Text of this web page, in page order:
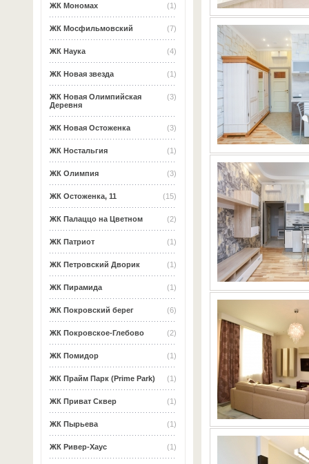
(1)
ЖК Мономах
(7)
ЖК Мосфильмовский
(4)
ЖК Наука
(1)
ЖК Новая звезда
(3)
ЖК Новая Олимпийская
Деревня
(3)
ЖК Новая Остоженка
(1)
ЖК Ностальгия
(3)
ЖК Олимпия
(15)
ЖК Остоженка, 11
(2)
ЖК Палаццо на Цветном
(1)
ЖК Патриот
(1)
ЖК Петровский Дворик
(1)
ЖК Пирамида
(6)
ЖК Покровский берег
(2)
ЖК Покровское-Глебово
(1)
ЖК Помидор
(1)
ЖК Прайм Парк (Prime Park)
(1)
ЖК Приват Сквер
(1)
ЖК Пырьева
(1)
ЖК Ривер-Хаус